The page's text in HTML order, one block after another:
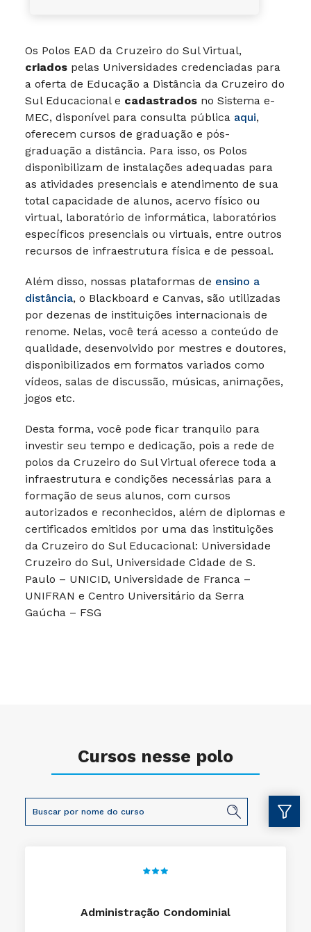
Os Polos EAD da Cruzeiro do Sul Virtual,
criados pelas Universidades credenciadas para
a oferta de Educação a Distância da Cruzeiro do
Sul Educacional e cadastrados no Sistema e-
MEC, disponível para consulta pública aqui,
oferecem cursos de graduação e pós-
graduação a distância. Para isso, os Polos
disponibilizam de instalações adequadas para
as atividades presenciais e atendimento de sua
total capacidade de alunos, acervo físico ou
virtual, laboratório de informática, laboratórios
específicos presenciais ou virtuais, entre outros
recursos de infraestrutura física e de pessoal.
Além disso, nossas plataformas de ensino a
distância, o Blackboard e Canvas, são utilizadas
por dezenas de instituições internacionais de
renome. Nelas, você terá acesso a conteúdo de
qualidade, desenvolvido por mestres e doutores,
disponibilizados em formatos variados como
vídeos, salas de discussão, músicas, animações,
jogos etc.
Desta forma, você pode ficar tranquilo para
investir seu tempo e dedicação, pois a rede de
polos da Cruzeiro do Sul Virtual oferece toda a
infraestrutura e condições necessárias para a
formação de seus alunos, com cursos
autorizados e reconhecidos, além de diplomas e
certificados emitidos por uma das instituições
da Cruzeiro do Sul Educacional: Universidade
Cruzeiro do Sul, Universidade Cidade de S.
Paulo – UNICID, Universidade de Franca –
UNIFRAN e Centro Universitário da Serra
Gaúcha – FSG
Cursos nesse polo
Administração Condominial